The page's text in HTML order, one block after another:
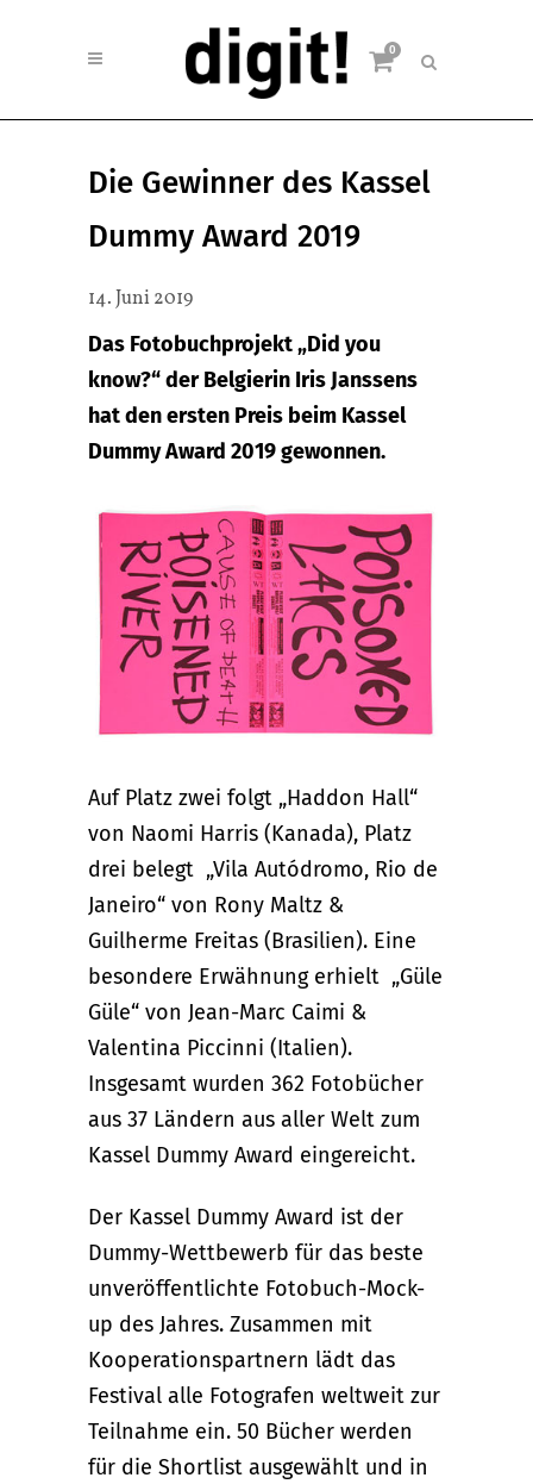
0
Die Gewinner des Kassel
Dummy Award 2019
14. Juni 2019
Das Fotobuchprojekt „Did you
know?“ der Belgierin Iris Janssens
hat den ersten Preis beim Kassel
Dummy Award 2019 gewonnen.
Auf Platz zwei folgt „Haddon Hall“
von Naomi Harris (Kanada), Platz
drei belegt „Vila Autódromo, Rio de
Janeiro“ von Rony Maltz &
Guilherme Freitas (Brasilien). Eine
besondere Erwähnung erhielt „Güle
Güle“ von Jean-Marc Caimi &
Valentina Piccinni (Italien).
Insgesamt wurden 362 Fotobücher
aus 37 Ländern aus aller Welt zum
Kassel Dummy Award eingereicht.
Der Kassel Dummy Award ist der
Dummy-Wettbewerb für das beste
unveröffentlichte Fotobuch-Mock-
up des Jahres. Zusammen mit
Kooperationspartnern lädt das
Festival alle Fotografen weltweit zur
Teilnahme ein. 50 Bücher werden
für die Shortlist ausgewählt und in